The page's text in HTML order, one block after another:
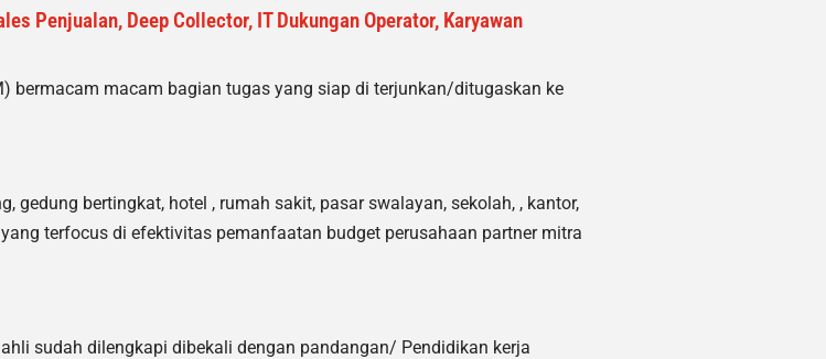
Penjualan, Deep Collector, IT Dukungan Operator, Karyawan
bermacam macam bagian tugas yang siap di terjunkan/ditugaskan ke
gedung bertingkat, hotel , rumah sakit, pasar swalayan, sekolah, , kantor,
yang terfocus di efektivitas pemanfaatan budget perusahaan partner mitra
sudah dilengkapi dibekali dengan pandangan/ Pendidikan kerja